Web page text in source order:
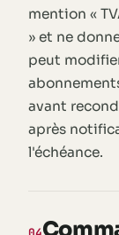
mention «
» et ne
peut
avant
après
l'échéance.